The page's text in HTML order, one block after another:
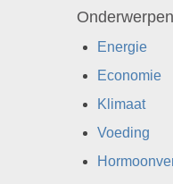
Onderwerpen
Energie
Economie
Klimaat
Voeding